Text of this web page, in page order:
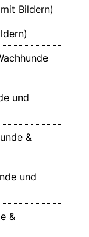
Bildern)
und
&
und
&